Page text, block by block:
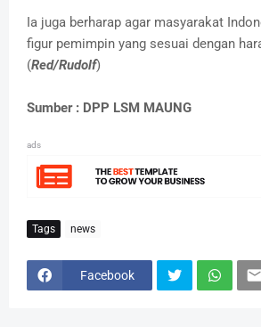
Ia juga berharap agar masyarakat
figur pemimpin yang sesuai dengan
(Red/Rudolf)
Sumber : DPP LSM MAUNG
ads
Tags news
Facebook